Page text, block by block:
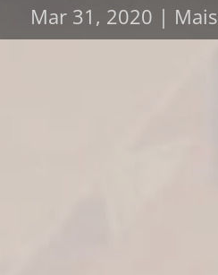
Mar 31, 2020 |